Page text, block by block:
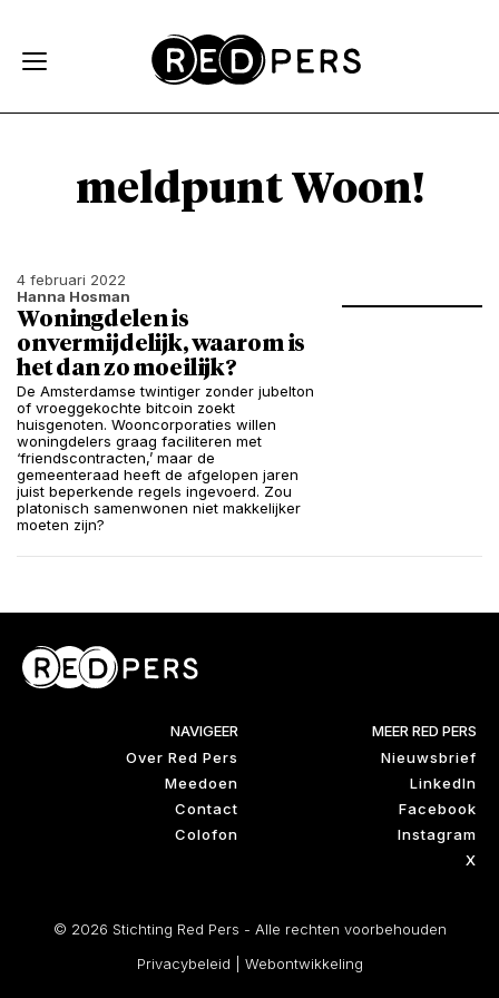
meldpunt Woon!
4 februari 2022
Hanna Hosman
Woningdelen is
onvermijdelijk, waarom is
het dan zo moeilijk?
De Amsterdamse twintiger zonder jubelton
of vroeggekochte bitcoin zoekt
huisgenoten. Wooncorporaties willen
woningdelers graag faciliteren met
‘friendscontracten,’ maar de
gemeenteraad heeft de afgelopen jaren
juist beperkende regels ingevoerd. Zou
platonisch samenwonen niet makkelijker
moeten zijn?
NAVIGEER
Over Red Pers
Meedoen
Contact
Colofon
MEER RED PERS
Nieuwsbrief
LinkedIn
Facebook
Instagram
X
© 2026 Stichting Red Pers - Alle rechten voorbehouden
Privacybeleid
Webontwikkeling